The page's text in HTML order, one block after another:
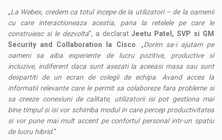
„La Webex, credem ca totul incepe de la utilizatori – de la oamenii
cu care interactioneaza acestia, pana la retelele pe care le
construiesc si le dezvolta”, a declaratJeetu Patel, SVP si GM
Security and Collaboration la Cisco . „Dorim sa-i ajutam pe
oameni sa aiba experiente de lucru pozitive, productive si
incluzive, indiferent daca sunt asezati la aceeasi masa sau sunt
despartiti de un ecran de colegii de echipa. Avand acces la
informatii relevante care le permit sa colaboreze fara probleme si
sa creeze conexiuni de calitate, utilizatorii isi pot gestiona mai
bine timpul si isi vor schimba modul in care percep productivitatea
si vor pune mai mult accent pe confortul personal intr-un spatiu
de lucru hibrid.”